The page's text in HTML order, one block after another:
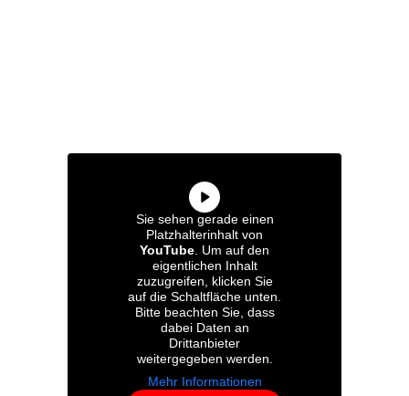
Sie sehen gerade einen
Platzhalterinhalt von
YouTube . Um auf den
eigentlichen Inhalt
zuzugreifen, klicken Sie
auf die Schaltfläche unten.
Bitte beachten Sie, dass
dabei Daten an
Drittanbieter
weitergegeben werden.
Mehr Informationen